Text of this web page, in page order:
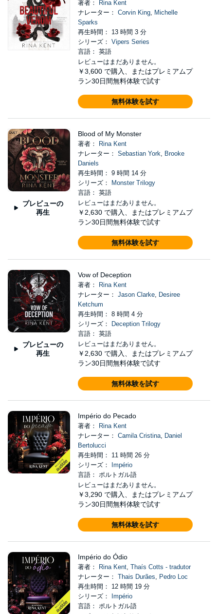
著者：
Rina Kent
ナレーター： Corvin King, Michelle
Sparks
再生時間： 13 時間 3 分
シリーズ： Vipers Series
言語： 英語
レビューはまだありません。
￥3,600 で購入、またはプレミアムプ
ラン30日間無料体験で試す
無料体験を試す
プレビューの
再生
Blood of My Monster
著者：
Rina Kent
ナレーター： Sebastian York, Brooke
Daniels
再生時間： 9 時間 14 分
シリーズ：
Monster Trilogy
言語： 英語
レビューはまだありません。
￥2,630 で購入、またはプレミアムプ
ラン30日間無料体験で試す
無料体験を試す
プレビューの
再生
Vow of Deception
著者：
Rina Kent
ナレーター： Jason Clarke, Desiree
Ketchum
再生時間： 8 時間 4 分
シリーズ：
Deception Trilogy
言語： 英語
レビューはまだありません。
￥2,630 で購入、またはプレミアムプ
ラン30日間無料体験で試す
無料体験を試す
Império do Pecado
著者：
Rina Kent
ナレーター： Camila Cristina, Daniel
Bertolucci
再生時間： 11 時間 26 分
シリーズ：
Império
言語： ポルトガル語
レビューはまだありません。
￥3,290 で購入、またはプレミアムプ
ラン30日間無料体験で試す
無料体験を試す
Império do Ódio
著者： Rina Kent, Thaís Cotts - tradutor
ナレーター： Thais Durães, Pedro Loc
再生時間： 12 時間 19 分
シリーズ：
Império
言語： ポルトガル語